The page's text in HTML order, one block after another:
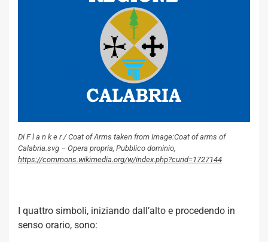
Di F l a n k e r / Coat of Arms taken from Image:Coat of arms of
Calabria.svg – Opera propria, Pubblico dominio,
https://commons.wikimedia.org/w/index.php?curid=1727144
I quattro simboli, iniziando dall’alto e procedendo in
senso orario, sono: